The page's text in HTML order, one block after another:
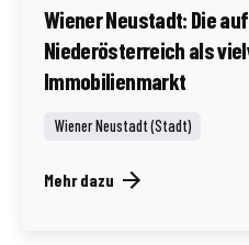
Wiener Neustadt: Die
Niederösterreich als
Immobilienmarkt
Wiener Neustadt (Stadt)
Mehr dazu